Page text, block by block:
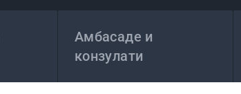
Амбасаде и
конзулати